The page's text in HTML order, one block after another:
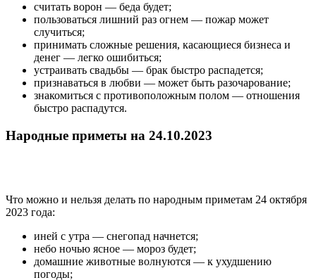
считать ворон — беда будет;
пользоваться лишний раз огнем — пожар может
случиться;
принимать сложные решения, касающиеся бизнеса и
денег — легко ошибиться;
устраивать свадьбы — брак быстро распадется;
признаваться в любви — может быть разочарование;
знакомиться с противоположным полом — отношения
быстро распадутся.
Народные приметы на 24.10.2023
Что можно и нельзя делать по народным приметам 24 октября
2023 года:
иней с утра — снегопад начнется;
небо ночью ясное — мороз будет;
домашние животные волнуются — к ухудшению
погоды;